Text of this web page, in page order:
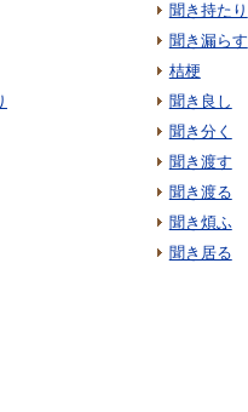
聞き持たり
聞き漏らす
桔梗
聞き良し
聞き分く
聞き渡す
聞き渡る
聞き煩ふ
聞き居る